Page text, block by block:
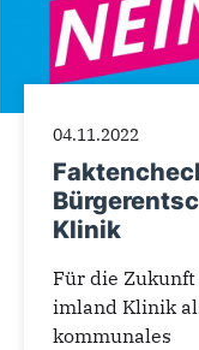
04.11.2022
Klinik
Für die
imland Klinik
kommunales